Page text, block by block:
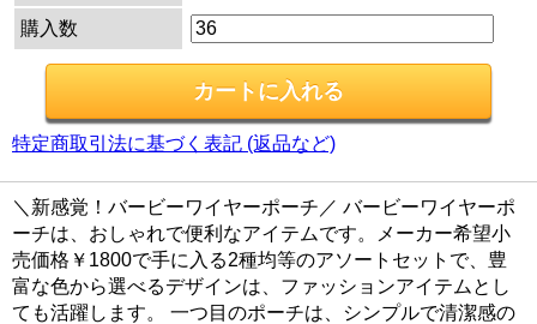
購入数
特定商取引法に基づく表記 (返品など)
＼新感覚！バービーワイヤーポーチ／ バービーワイヤーポ
ーチは、おしゃれで便利なアイテムです。メーカー希望小
売価格￥1800で手に入る2種均等のアソートセットで、豊
富な色から選べるデザインは、ファッションアイテムとし
ても活躍します。 一つ目のポーチは、シンプルで清潔感の